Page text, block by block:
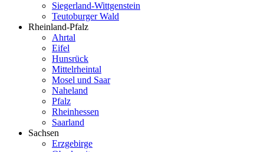
Siegerland-Wittgenstein
Teutoburger Wald
Rheinland-Pfalz
Ahrtal
Eifel
Hunsrück
Mittelrheintal
Mosel und Saar
Naheland
Pfalz
Rheinhessen
Saarland
Sachsen
Erzgebirge